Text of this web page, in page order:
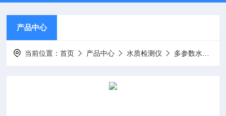
产品中心
当前位置：首页 产品中心 水质检测仪 多参数水质在线分析仪